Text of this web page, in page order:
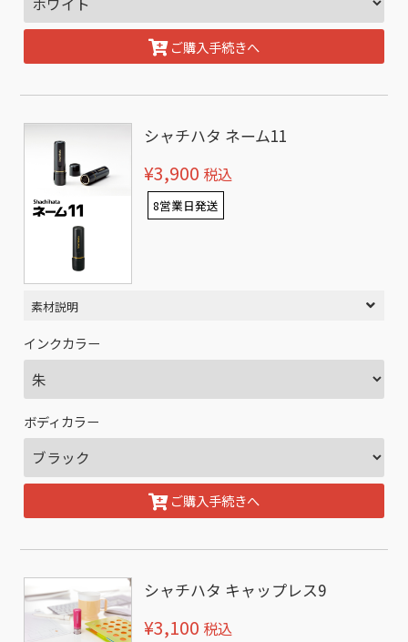
ご購入手続きへ
シャチハタ ネーム11
¥3,900 税込
8営業日発送
素材説明
インクカラー
ボディカラー
ご購入手続きへ
シャチハタ キャップレス9
¥3,100 税込